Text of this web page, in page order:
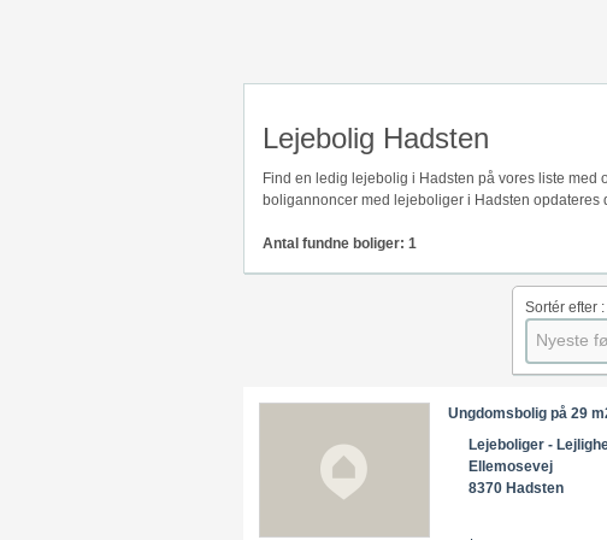
Lejebolig Hadsten
Find en ledig lejebolig i Hadsten på vores liste
boligannoncer med lejeboliger i Hadsten opdateres
Antal fundne boliger: 1
Sortér efter :
Nyeste
Ungdomsbolig på 29
Lejeboliger -
Ellemosevej
8370 Hadsten